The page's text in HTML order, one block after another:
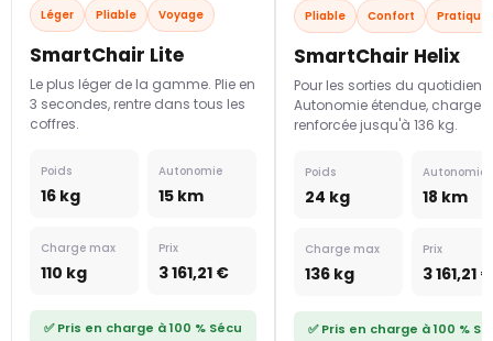
Léger Pliable Voyage
SmartChair Lite
Le plus léger de la gamme. Plie en
3 secondes, rentre dans tous les
coffres.
Poids
16 kg
Autonomie
15 km
Charge max
110 kg
Prix
3 161,21 €
✅ Pris en charge à 100 % Sécu
Pliable Confort Pratique
SmartChair Helix
Pour les sorties du quotidien.
Autonomie étendue, charge
renforcée jusqu'à 136 kg.
Poids
24 kg
Autonomie
18 km
Charge max
136 kg
Prix
3 161,21 €
✅ Pris en charge à 100 %